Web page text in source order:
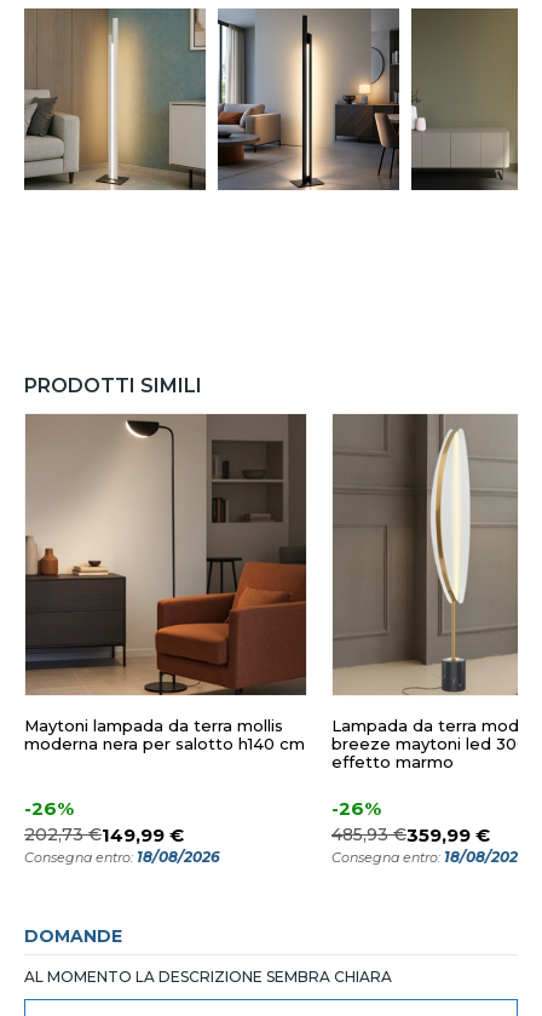
PRODOTTI SIMILI
Maytoni lampada da terra mollis
moderna nera per salotto h140 cm
-26%
202,73 €149,99 €
Consegna entro: 18/08/2026
Lampada da terra
breeze maytoni led
effetto marmo
-26%
485,93 €359,99 €
Consegna entro: 18/08/2026
DOMANDE
AL MOMENTO LA DESCRIZIONE SEMBRA CHIARA